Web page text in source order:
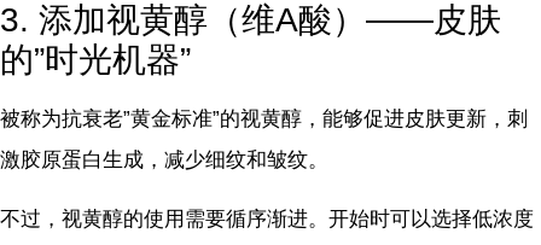
3. 添加视黄醇（维A酸）——皮肤
的”时光机器”
被称为抗衰老”黄金标准”的视黄醇，能够促进皮肤更新，刺
激胶原蛋白生成，减少细纹和皱纹。
不过，视黄醇的使用需要循序渐进。开始时可以选择低浓度